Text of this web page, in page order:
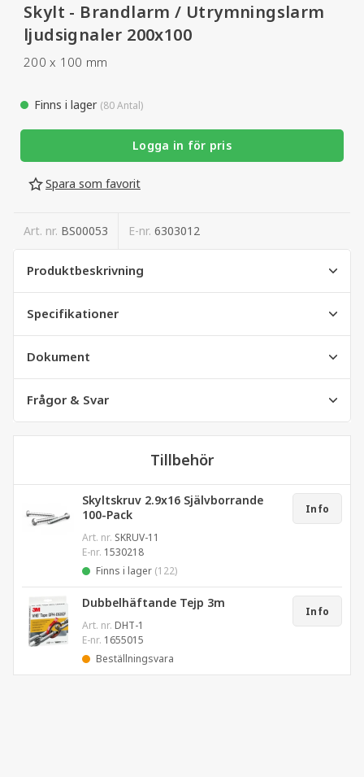
Skylt - Brandlarm / Utrymningslarm
ljudsignaler 200x100
200 x 100 mm
Finns i lager (80 Antal)
Logga in för pris
Spara som favorit
Art. nr. BS00053 E-nr. 6303012
Produktbeskrivning
Specifikationer
Dokument
Frågor & Svar
Tillbehör
Skyltskruv 2.9x16 Självborrande
100-Pack
Art. nr. SKRUV-11
E-nr. 1530218
Finns i lager (122)
Info
Dubbelhäftande Tejp 3m
Art. nr. DHT-1
E-nr. 1655015
Beställningsvara
Info